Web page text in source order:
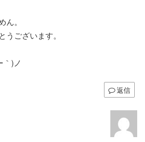
ん。
うございます。
｀)ノ
返信